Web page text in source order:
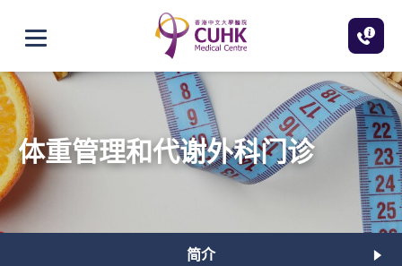
打开选单
体重管理和代谢外科门诊
简介